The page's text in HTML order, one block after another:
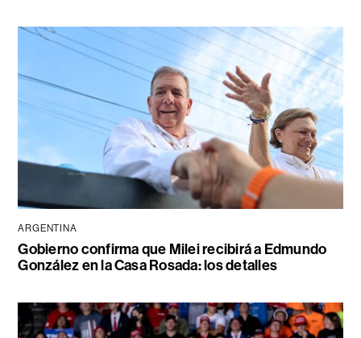
ARGENTINA
Gobierno confirma que Milei recibirá a Edmundo
González en la Casa Rosada: los detalles